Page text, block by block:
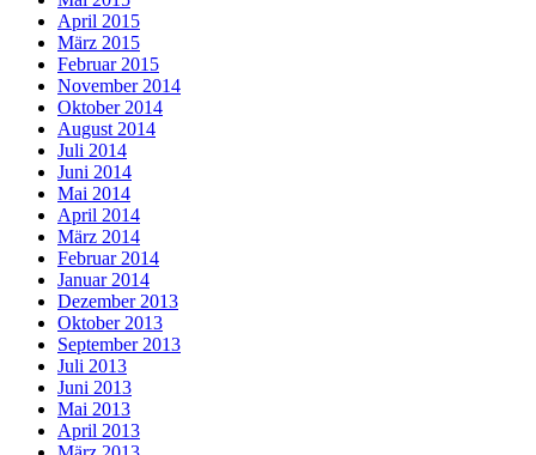
April 2015
März 2015
Februar 2015
November 2014
Oktober 2014
August 2014
Juli 2014
Juni 2014
Mai 2014
April 2014
März 2014
Februar 2014
Januar 2014
Dezember 2013
Oktober 2013
September 2013
Juli 2013
Juni 2013
Mai 2013
April 2013